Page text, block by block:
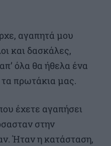
αγαπητά μου
και δασκάλες,
όλα θα ήθελα ένα
πρωτάκια μας.
έχετε αγαπήσει
στην
Ήταν η κατάσταση,